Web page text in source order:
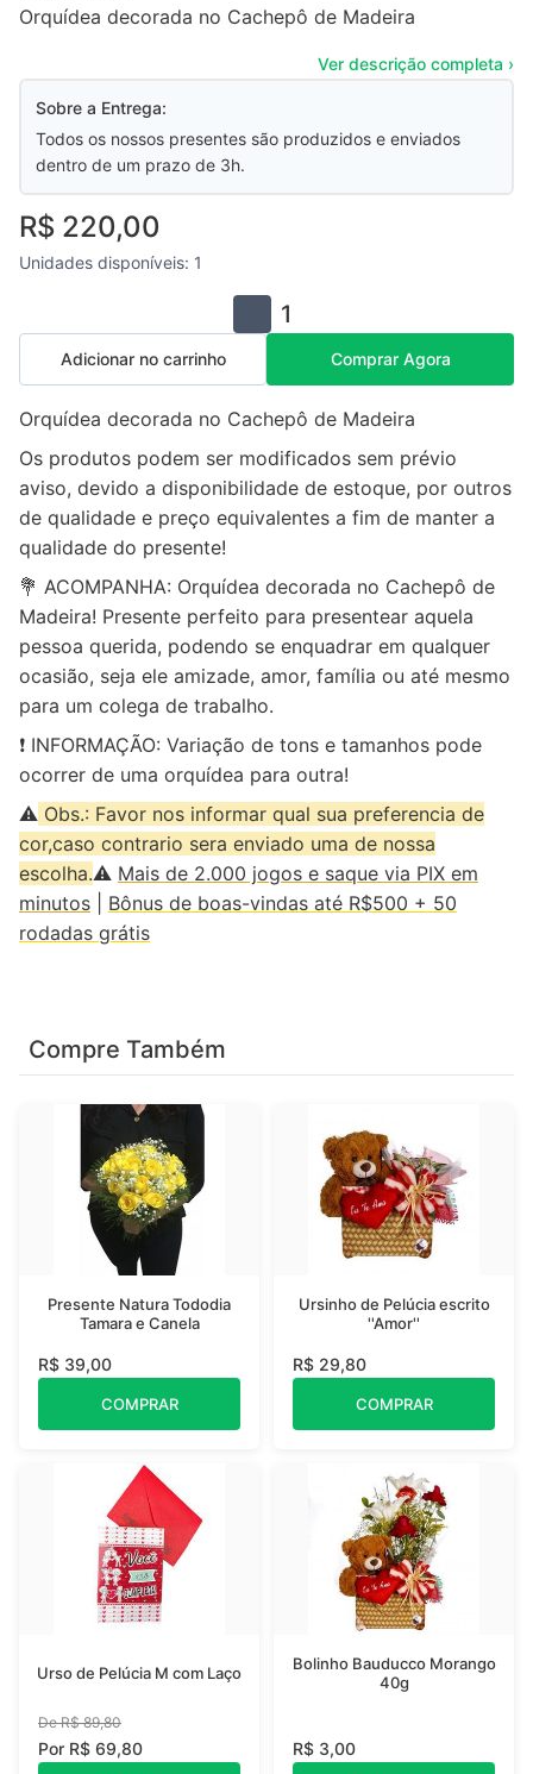
Orquídea decorada no Cachepô de Madeira
Ver descrição completa ›
Sobre a Entrega:
Todos os nossos presentes são produzidos e enviados
dentro de um prazo de 3h.
R$ 220,00
Unidades disponíveis: 1
1
Adicionar no carrinho Comprar Agora
Orquídea decorada no Cachepô de Madeira
Os produtos podem ser modificados sem prévio
aviso, devido a disponibilidade de estoque, por outros
de qualidade e preço equivalentes a fim de manter a
qualidade do presente!
💐 ACOMPANHA: Orquídea decorada no Cachepô de
Madeira! Presente perfeito para presentear aquela
pessoa querida, podendo se enquadrar em qualquer
ocasião, seja ele amizade, amor, família ou até mesmo
para um colega de trabalho.
❗ INFORMAÇÃO: Variação de tons e tamanhos pode
ocorrer de uma orquídea para outra!
⚠️ Obs.: Favor nos informar qual sua preferencia de
cor,caso contrario sera enviado uma de nossa
escolha.⚠️ Mais de 2.000 jogos e saque via PIX em
minutos
Bônus de boas-vindas até R$500 + 50
rodadas grátis
Compre Também
Presente Natura Tododia
Tamara e Canela
R$ 39,00
COMPRAR
Ursinho de Pelúcia escrito
''Amor''
R$ 29,80
COMPRAR
Urso de Pelúcia M com Laço
De R$ 89,80
Por R$ 69,80
Bolinho Bauducco Morango
40g
R$ 3,00